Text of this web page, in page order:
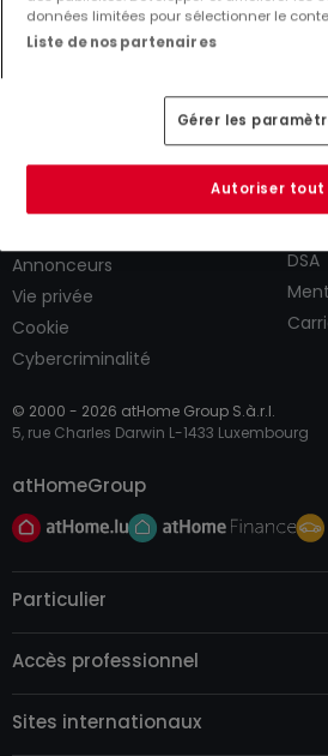
Annonceurs
Vie privée
Cookie
Cybercriminalité
CGU
DSA
© 2000 - 2026 atHome Group S.à.r.l.
5, rue Charles Darwin L-1433 Luxembourg
atHomeGroup
Particulier
Accès professionnel
Sites internationaux
données limitées pour sélectionner le
Liste de nos partenaires
Gérer les
Autoriser tout